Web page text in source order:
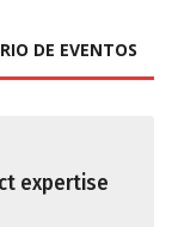
DE EVENTOS
expertise